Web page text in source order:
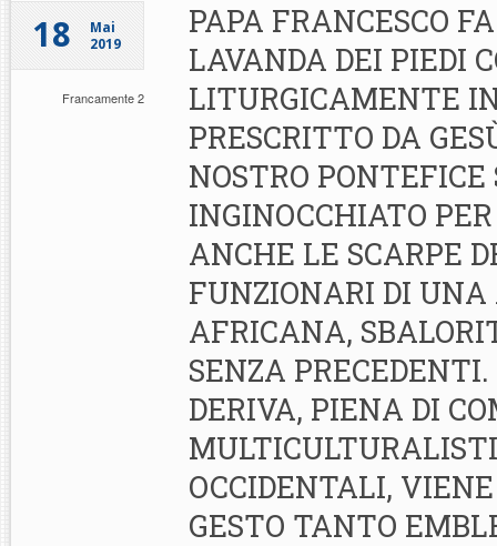
18
Mai
2019
Francamente 2
PAPA FRANCESCO
LAVANDA DEI PIEDI
LITURGICAMENTE
PRESCRITTO DA
NOSTRO PONTEFICE
INGINOCCHIATO
ANCHE LE SCARPE
FUNZIONARI DI
AFRICANA,
SENZA
DERIVA, PIENA DI
MULTICULTURALISTI
OCCIDENTALI,
GESTO TANTO